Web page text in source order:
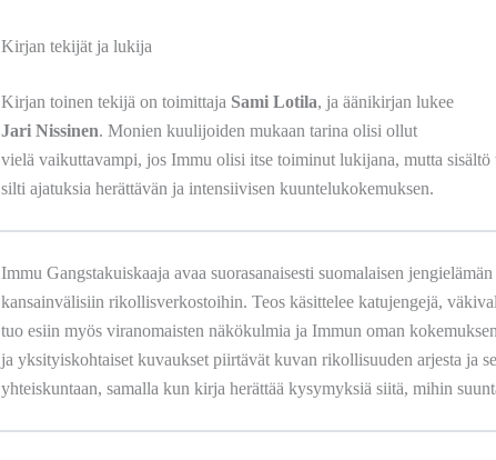
Kirjan tekijät ja lukija
Kirjan toinen tekijä on toimittaja Sami Lotila, ja äänikirjan lukee
Jari Nissinen. Monien kuulijoiden mukaan tarina olisi ollut
vielä vaikuttavampi, jos Immu olisi itse toiminut lukijana, mutta sisältö
silti ajatuksia herättävän ja intensiivisen kuuntelukokemuksen.
Immu Gangstakuiskaaja avaa suorasanaisesti suomalaisen
kansainvälisiin rikollisverkostoihin. Teos käsittelee katujengejä,
tuo esiin myös viranomaisten näkökulmia ja Immun oman
ja yksityiskohtaiset kuvaukset piirtävät kuvan rikollisuuden arjesta ja
yhteiskuntaan, samalla kun kirja herättää kysymyksiä siitä, mihin